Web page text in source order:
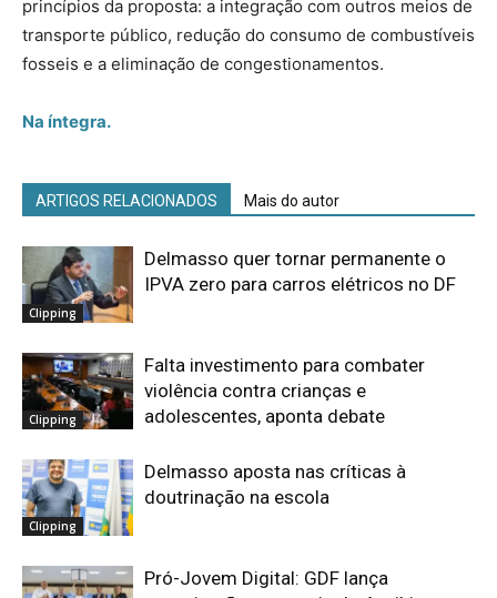
princípios da proposta: a integração com outros meios de
transporte público, redução do consumo de combustíveis
fosseis e a eliminação de congestionamentos.
Na íntegra.
ARTIGOS RELACIONADOS Mais do autor
Clipping
Delmasso quer tornar permanente o
IPVA zero para carros elétricos no DF
Clipping
Falta investimento para combater
violência contra crianças e
adolescentes, aponta debate
Clipping
Delmasso aposta nas críticas à
doutrinação na escola
Pró-Jovem Digital: GDF lança